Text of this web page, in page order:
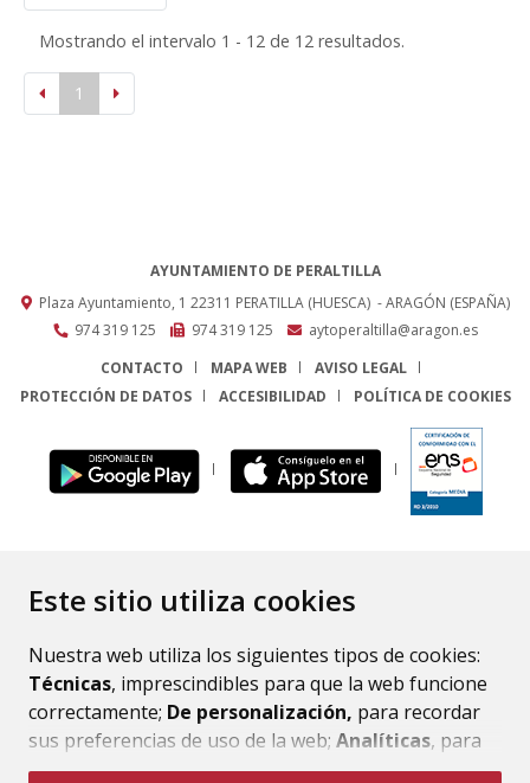
Este sitio utiliza cookies
Nuestra web utiliza los siguientes tipos de cookies:
Técnicas, imprescindibles para que la web funcione
correctamente; De personalización, para recordar
sus preferencias de uso de la web; Analíticas, para
mejorar el funcionamiento de la web y sus servicios.
Mostrando el intervalo 1 - 12 de 12 resultados.
1
AYUNTAMIENTO DE PERALTILLA
Plaza Ayuntamiento, 1 22311 PERATILLA (HUESCA) - ARAGÓN (ESPAÑA)
974 319 125
974 319 125
aytoperaltilla@aragon.es
CONTACTO
MAPA WEB
AVISO LEGAL
PROTECCIÓN DE DATOS
ACCESIBILIDAD POLÍTICA DE COOKIES